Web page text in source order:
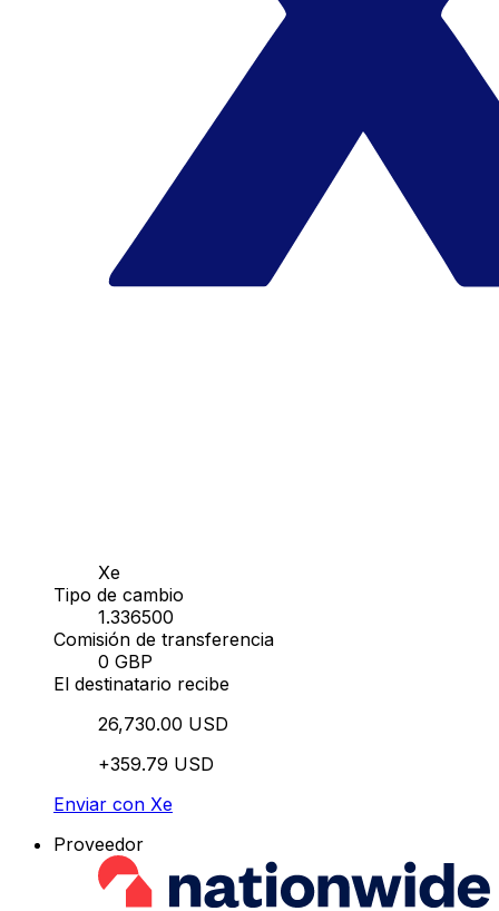
Xe
Tipo de cambio
1.336500
Comisión de transferencia
0 GBP
El destinatario recibe
26,730.00 USD
+359.79 USD
Enviar con Xe
Proveedor